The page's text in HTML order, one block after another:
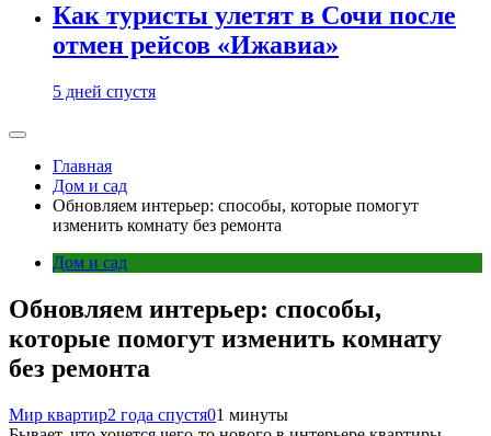
Как туристы улетят в Сочи после
отмен рейсов «Ижавиа»
5 дней спустя
Главная
Дом и сад
Обновляем интерьер: способы, которые помогут
изменить комнату без ремонта
Дом и сад
Обновляем интерьер: способы,
которые помогут изменить комнату
без ремонта
Мир квартир2 года спустя01 минуты